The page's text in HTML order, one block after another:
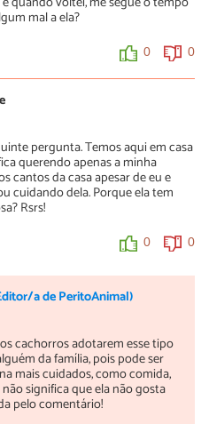
mal a ela?
0 0
pergunta. Temos aqui em casa
querendo apenas a minha
cantos da casa apesar de eu e
cuidando dela. Porque ela tem
Rsrs!
0 0
a de PeritoAnimal)
cachorros adotarem esse tipo
da família, pois pode ser
mais cuidados, como comida,
não significa que ela não gosta
pelo comentário!